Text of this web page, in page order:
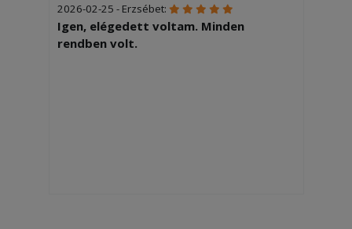
2026-02-25 - Erzsébet:
Igen, elégedett voltam. Minden
rendben volt.